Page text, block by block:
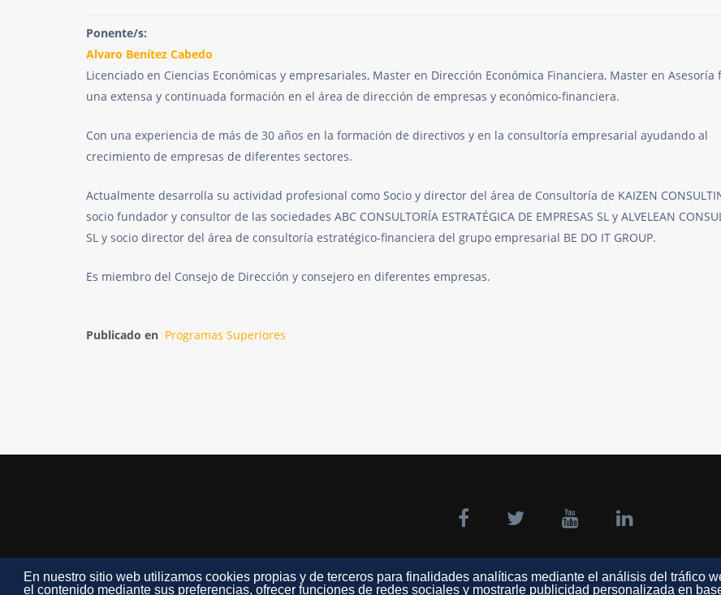
En nuestro sitio web utilizamos cookies propias y de terceros para finalidades analíticas mediante el análisis del tráfico
el contenido mediante sus preferencias, ofrecer funciones de redes sociales y mostrarle publicidad personalizada en
Ponente/s:
Alvaro Benítez Cabedo
Licenciado en Ciencias Económicas y empresariales, Master en Dirección Económica Financiera, Master en Asesoría
una extensa y continuada formación en el área de dirección de empresas y económico-financiera.
Con una experiencia de más de 30 años en la formación de directivos y en la consultoría empresarial ayudando al
crecimiento de empresas de diferentes sectores.
Actualmente desarrolla su actividad profesional como Socio y director del área de Consultoría de KAIZEN
socio fundador y consultor de las sociedades ABC CONSULTORÍA ESTRATÉGICA DE EMPRESAS SL y ALVELEAN
SL y socio director del área de consultoría estratégico-financiera del grupo empresarial BE DO IT GROUP.
Es miembro del Consejo de Dirección y consejero en diferentes empresas.
Publicado en Programas Superiores